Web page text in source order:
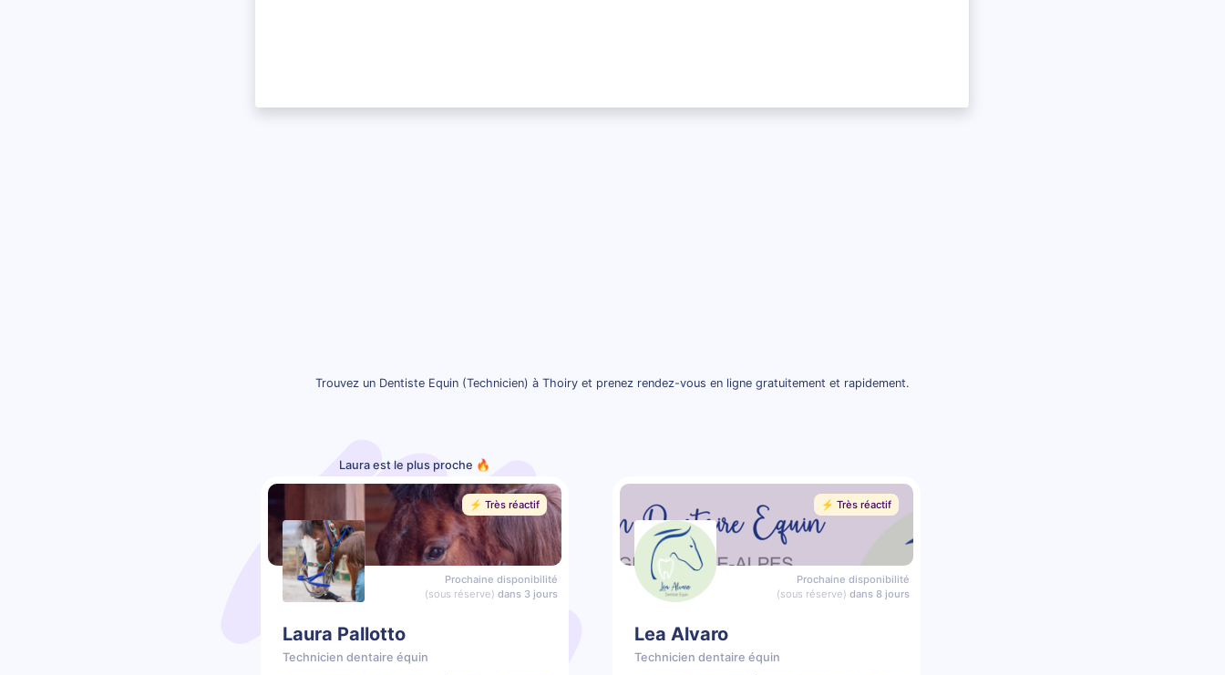
Trouvez un Dentiste Equin (Technicien) à Thoiry et prenez rendez-vous en ligne gratuitement et rapidement.
Laura est le plus proche 🔥
⚡️ Très réactif
Prochaine disponibilité
(sous réserve) dans 3 jours
Laura Pallotto
Technicien dentaire équin
⚡️ Très réactif
Prochaine disponibilité
(sous réserve) dans 8 jours
Lea Alvaro
Technicien dentaire équin